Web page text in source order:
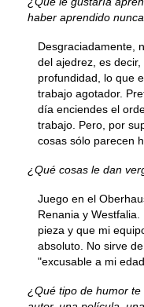
haber aprendido
Desgraciadamente,
del ajedrez, es
profundidad, lo que
trabajo agotador.
día enciendes el
trabajo. Pero, por
cosas sólo parecen
¿Qué cosas le dan
Juego en el
Renania y
pieza y que mi
absoluto. No sirve
"excusable a mi
¿Qué tipo de humor